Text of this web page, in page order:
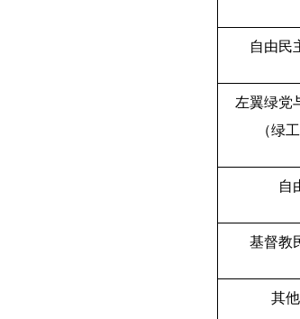
自由民
左翼绿党
（绿
自
基督教
其